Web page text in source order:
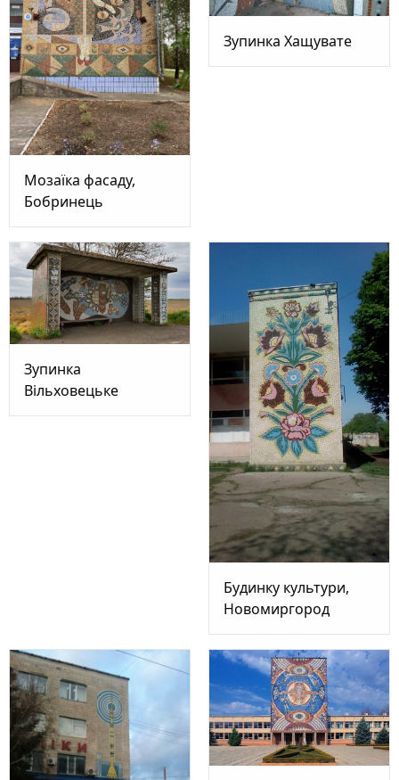
Мозаїка фасаду,
Бобринець
Зупинка Хащувате
Зупинка
Вільховецьке
Будинку культури,
Новомиргород